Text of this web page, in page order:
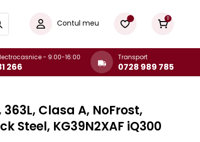
Contul meu 0
- 9:00-16:00
266
Transport
0728 989 785
Clasa A, NoFrost,
Steel, KG39N2XAF iQ300